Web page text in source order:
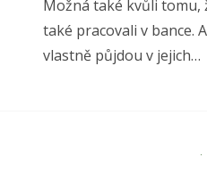
Možná také kvůli tomu,
také pracovali v bance.
vlastně půjdou v jejich…